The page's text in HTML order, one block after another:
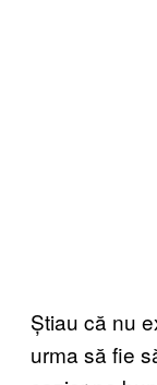
Știau că nu
urma să fie